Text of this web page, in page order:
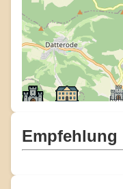
Empfehlung